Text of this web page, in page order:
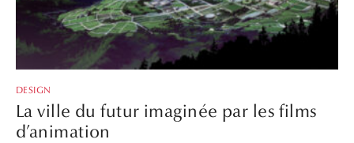
DESIGN
La ville du futur imaginée par les films
d’animation